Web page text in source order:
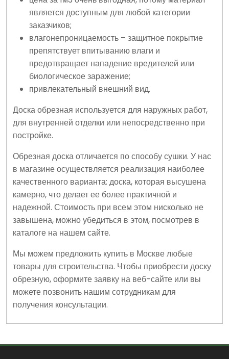
является доступным для любой категории
заказчиков;
влагонепроницаемость – защитное покрытие
препятствует впитыванию влаги и
предотвращает нападение вредителей или
биологическое заражение;
привлекательный внешний вид.
Доска обрезная используется для наружных работ,
для внутренней отделки или непосредственно при
постройке.
Обрезная доска отличается по способу сушки. У нас
в магазине осуществляется реализация наиболее
качественного варианта: доска, которая высушена
камерно, что делает ее более практичной и
надежной. Стоимость при всем этом нисколько не
завышена, можно убедиться в этом, посмотрев в
каталоге на нашем сайте.
Мы можем предложить купить в Москве любые
товары для строительства. Чтобы приобрести доску
обрезную, оформите заявку на веб-сайте или вы
можете позвонить нашим сотрудникам для
получения консультации.